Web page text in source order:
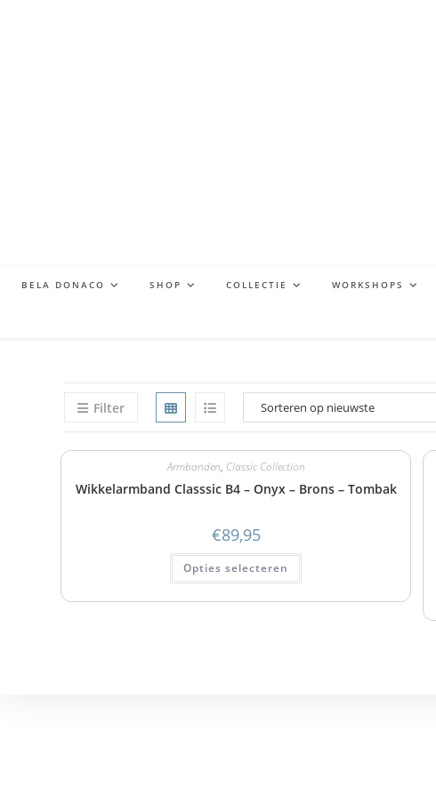
BELA DONACO SHOP COLLECTIE WORKSHOPS
Filter
Armbanden, Classic Collection
Wikkelarmband Classsic B4 – Onyx – Brons – Tombak
€89,95
Opties selecteren